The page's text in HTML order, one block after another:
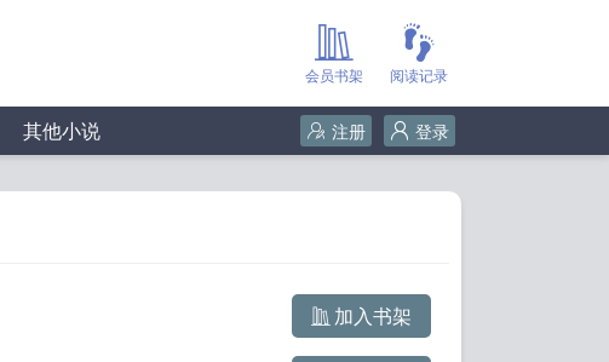
阅读记录
会员书架
其他小说 登录
注册
加入书架